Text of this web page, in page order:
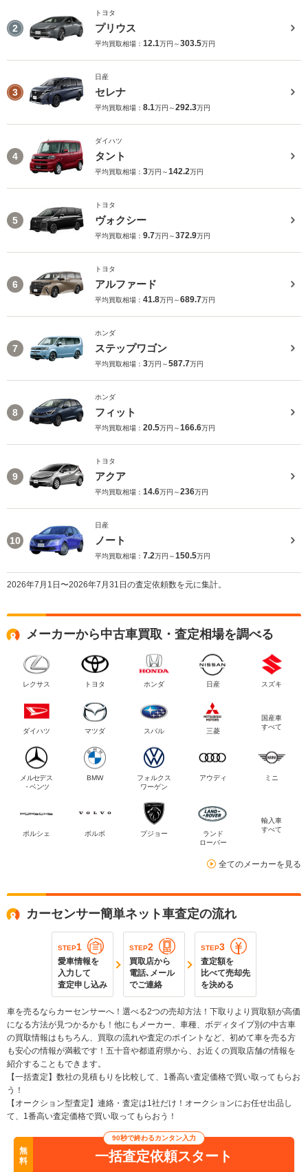
2
トヨタ
プリウス
平均買取相場： 12.1万円～303.5万円
3
日産
セレナ
平均買取相場： 8.1万円～292.3万円
4
ダイハツ
タント
平均買取相場： 3万円～142.2万円
5
トヨタ
ヴォクシー
平均買取相場： 9.7万円～372.9万円
6
トヨタ
アルファード
平均買取相場： 41.8万円～689.7万円
7
ホンダ
ステップワゴン
平均買取相場： 3万円～587.7万円
8
ホンダ
フィット
平均買取相場： 20.5万円～166.6万円
9
トヨタ
アクア
平均買取相場： 14.6万円～236万円
10
日産
ノート
平均買取相場： 7.2万円～150.5万円
2026年7月1日〜2026年7月31日の査定依頼数を元に集計。
メーカーから中古車買取・査定相場を調べる
レクサス トヨタ ホンダ 日産 スズキ
ダイハツ マツダ スバル 三菱
国産車
すべて
メルセデス
・ベンツ
BMW
フォルクス
ワーゲン
アウディ ミニ
ポルシェ ボルボ プジョー
ランド
ローバー
輸入車
すべて
全てのメーカーを見る
カーセンサー簡単ネット車査定の流れ
STEP1
愛車情報を
入力して
査定申し込み
STEP2
買取店から
電話､メール
でご連絡
STEP3
査定額を
比べて売却先
を決める
車を売るならカーセンサーへ！選べる2つの売却方法！下取りより買取額が高価
になる方法が見つかるかも！他にもメーカー、車種、ボディタイプ別の中古車
の買取情報はもちろん、買取の流れや査定のポイントなど、初めて車を売る方
も安心の情報が満載です！五十音や都道府県から、お近くの買取店舗の情報を
紹介することもできます。
【一括査定】数社の見積もりを比較して、1番高い査定価格で買い取ってもらお
う！
【オークション型査定】連絡・査定は1社だけ！オークションにお任せ出品し
て、1番高い査定価格で買い取ってもらおう！
無
料
90秒で終わるカンタン入力
一括査定依頼スタート